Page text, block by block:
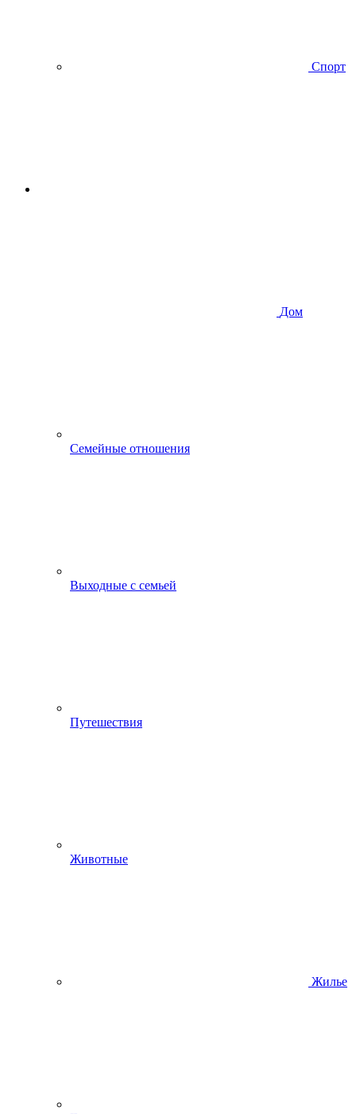
Спорт
Дом
Семейные отношения
Выходные с семьей
Путешествия
Животные
Жилье